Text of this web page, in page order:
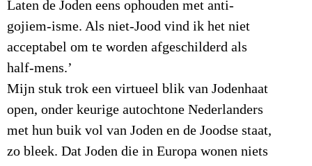
Laten de Joden eens ophouden met anti-
gojiem-isme. Als niet-Jood vind ik het niet
acceptabel om te worden afgeschilderd als
half-mens.’
Mijn stuk trok een virtueel blik van Jodenhaat
open, onder keurige autochtone Nederlanders
met hun buik vol van Joden en de Joodse staat,
zo bleek. Dat Joden die in Europa wonen niets